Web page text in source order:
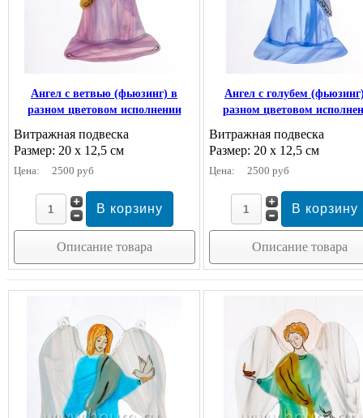
Ангел с ветвью (фьюзинг) в
разном цветовом исполнении
Витражная подвеска
Размер: 20 х 12,5 см
Цена: 2500 руб
Описание товара
Ангел с голубем
разном цветовом
Витражная подвеска
Размер: 20 х 12,5 см
Цена: 2500 руб
Описание товара